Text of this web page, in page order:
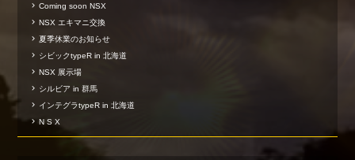
Coming soon NSX
NSX エキマニ交換
夏季休業のお知らせ
シビックtypeR in 北海道
NSX 展示場
シルビア in 群馬
インテグラtypeR in 北海道
N S X